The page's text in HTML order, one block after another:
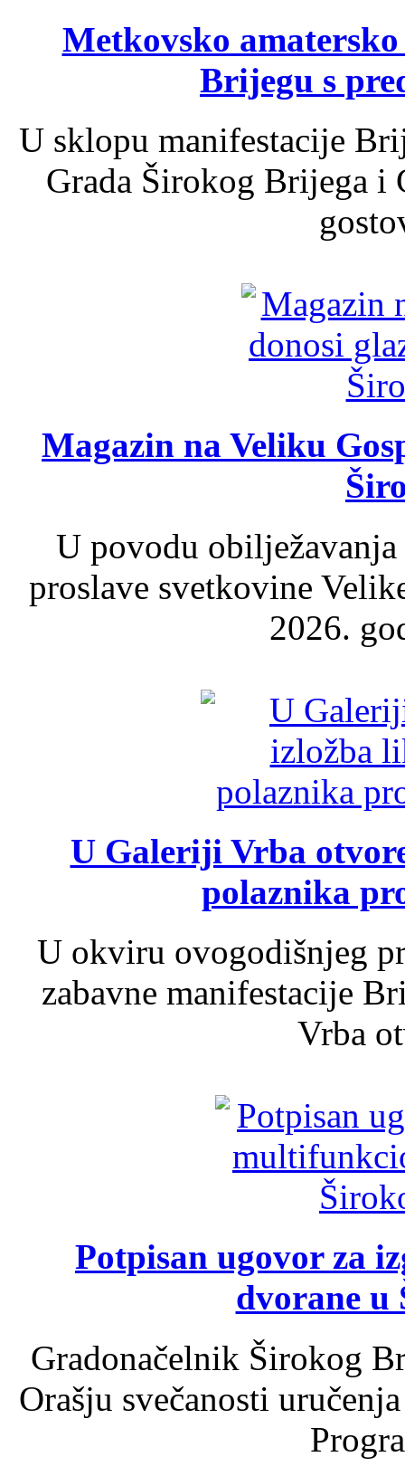
Metkovsko
Brijegu s
U sklopu manifestacije
Grada Širokog Brijega
Magazin na Veliku
U povodu
proslave svetkovine
2026.
U Galeriji Vrba
polaznika
U okviru ovogodišnjeg
zabavne manifestacije
Vrba
Potpisan ugovor za
dvorane u
Gradonačelnik Širokog
Orašju svečanosti